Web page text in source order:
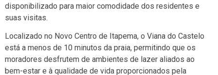
disponibilizado para maior comodidade dos residentes e
suas visitas.
Localizado no Novo Centro de Itapema, o Viana do Castelo
está a menos de 10 minutos da praia, permitindo que os
moradores desfrutem de ambientes de lazer aliados ao
bem-estar e à qualidade de vida proporcionados pela